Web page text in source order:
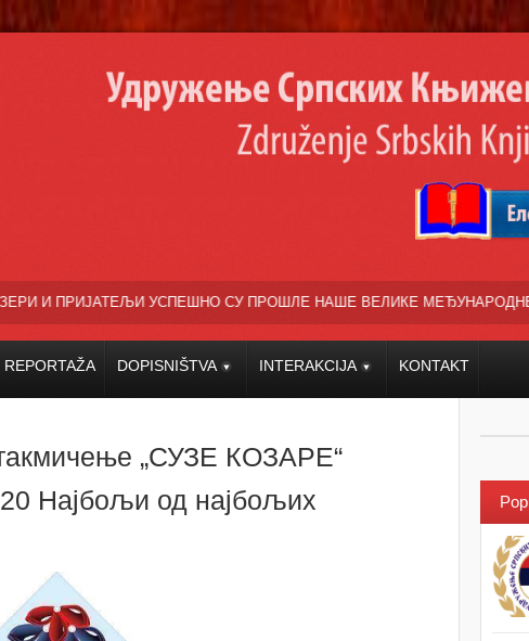
СУ ПРОШЛЕ НАШЕ ВЕЛИКЕ МЕЂУНАРОДНЕ КУЛТУРНО УМЕТНИЧКЕ
REPORTAŽA DOPISNIŠTVA INTERAKCIJA KONTAKT
„СУЗЕ КОЗАРЕ“
Најбољи од најбољих